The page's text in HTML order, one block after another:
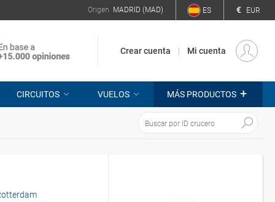
Origen MADRID (MAD) ES € EUR
Crear cuenta Mi cuenta
CIRCUITOS VUELOS MÁS PRODUCTOS +